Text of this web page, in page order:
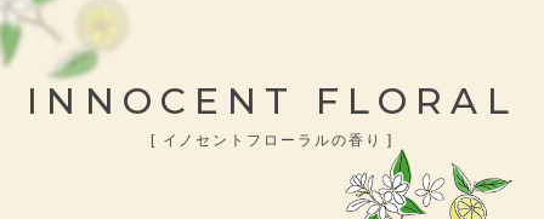
INNOCENT FLORAL
[ イノセントフローラルの香り ]